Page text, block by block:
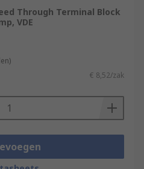
Through Terminal Block
VDE
€ 8,52/zak